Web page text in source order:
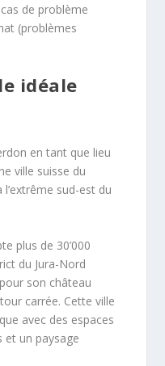
de problème
(problèmes
idéale
en tant que lieu
ville suisse du
sud-est du
plus de 30’000
du Jura-Nord
son château
carrée. Cette ville
avec des espaces
un paysage